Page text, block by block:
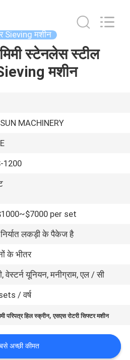
Sieving मशीन
स्टेनलेस स्टील
मशीन
MACHINERY
1200
per set
लकड़ी के पैकेज है
के भीतर
वेस्टर्न यूनियन, मनीग्राम, एल / सी
/ वर्ष
परिपत्र हिल स्क्रीन,एसएस रोटरी सिफ्टर मशीन
अच्छी कीमत